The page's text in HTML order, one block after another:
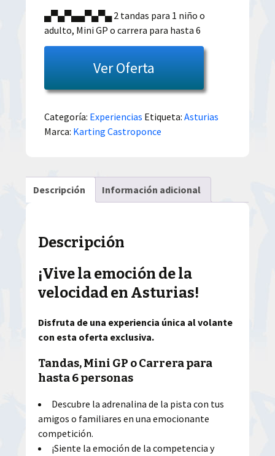
precio
original
era:
14.00€.
precio
actual
es:
8.99€.
▄▀▄▀▄▄▀▄▀▄ 2 tandas para 1 niño o
adulto, Mini GP o carrera para hasta 6
Ver Oferta
Categoría: Experiencias Etiqueta:Asturias
Marca: Karting Castroponce
Descripción Información adicional
Descripción
¡Vive la emoción de la
velocidad en Asturias!
Disfruta de una experiencia única al volante
con esta oferta exclusiva.
Tandas, Mini GP o Carrera para
hasta 6 personas
Descubre la adrenalina de la pista con tus
amigos o familiares en una emocionante
competición.
¡Siente la emoción de la competencia y